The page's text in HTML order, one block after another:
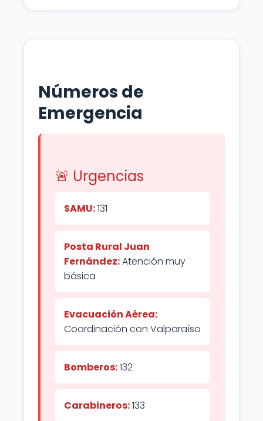
Números de
Emergencia
🚨 Urgencias
SAMU:131
Posta Rural Juan
Fernández:Atención muy
básica
Evacuación Aérea:
Coordinación con Valparaíso
Bomberos:132
Carabineros:133